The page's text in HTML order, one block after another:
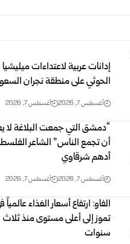
إدانات عربية لاعتداءات ميليشيا
الحوثي على منطقة نجران
أغسطس 7, 2026 أغسطس 7, 2026
“دمشق التي جمعت البلاغة لا
أن تجمع الناس” الشاعر
أدهم شرقاوي
أغسطس 7, 2026 أغسطس 7, 2026
الفاو: ارتفاع أسعار الغذاء عالمياً
تموز إلى أعلى مستوى منذ ثلاث
‏سنوات